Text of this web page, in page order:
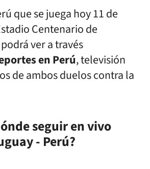
que se juega hoy 11 de
Centenario de
ver a través
en Perú, televisión
de ambos duelos contra la
seguir en vivo
- Perú?